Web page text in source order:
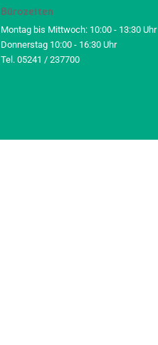
Bürozeiten
Montag bis Mittwoch: 10:00 - 13:30 Uhr
Donnerstag 10:00 - 16:30 Uhr
Tel. 05241 / 237700